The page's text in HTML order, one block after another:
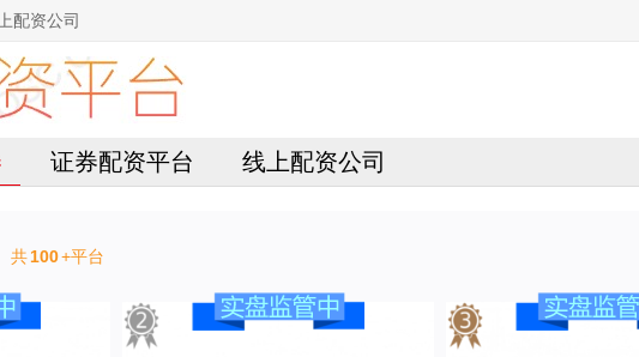
配资公司
证券配资平台 线上配资公司
共100+平台